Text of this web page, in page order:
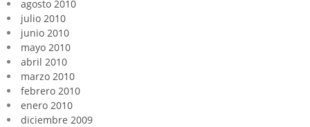
agosto 2010
julio 2010
junio 2010
mayo 2010
abril 2010
marzo 2010
febrero 2010
enero 2010
diciembre 2009